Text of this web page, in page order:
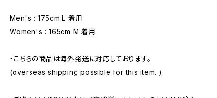
Men's : 175cm L 着用
Women's : 165cm M 着用
・こちらの商品は海外発送に対応しております。
(overseas shipping possible for this item. )